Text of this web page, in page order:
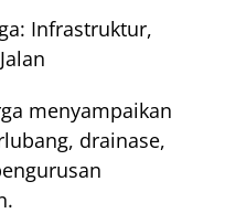
Infrastruktur,
menyampaikan
drainase,